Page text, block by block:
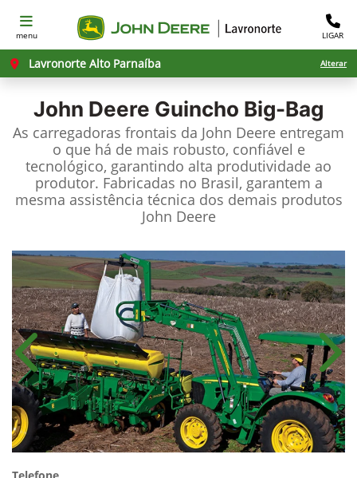
menu LIGAR
Lavronorte Alto Parnaíba Alterar
John Deere Guincho Big-Bag
As carregadoras frontais da John Deere entregam
o que há de mais robusto, confiável e
tecnológico, garantindo alta produtividade ao
produtor. Fabricadas no Brasil, garantem a
mesma assistência técnica dos demais produtos
John Deere
Anterior